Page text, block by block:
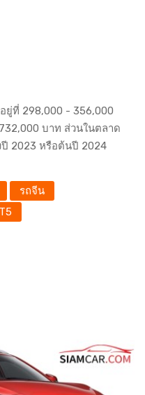
ยู่ที่ 298,000 - 356,000
บาท ส่วนในตลาด
ปี 2023 หรือต้นปี 2024
รถจีน